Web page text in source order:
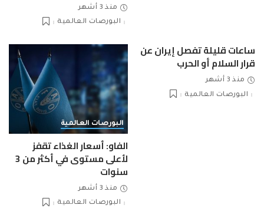
منذ 3 أشهر
البورصات العالمية
ساعات قليلة تفصل إيران عن
قرار السلام أو الحرب
منذ 3 أشهر
البورصات العالمية
البورصات العالمية
الفاو: أسعار الغذاء تقفز
لأعلى مستوى في أكثر من 3
سنوات
منذ 3 أشهر
البورصات العالمية